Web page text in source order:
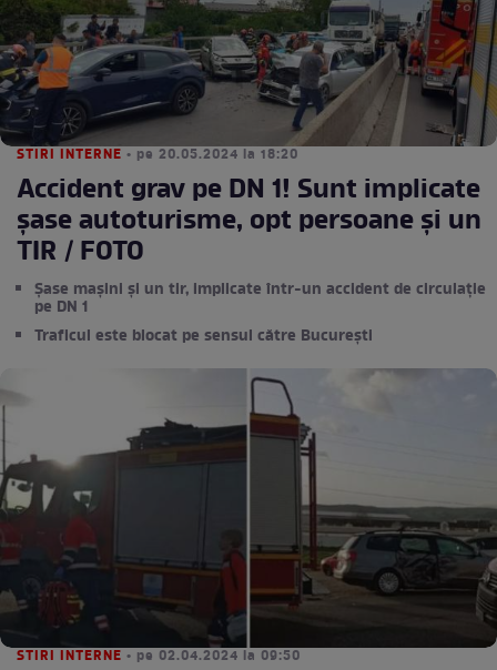
STIRI INTERNE • pe 20.05.2024 la 18:20
Accident grav pe DN 1! Sunt implicate
șase autoturisme, opt persoane și un
TIR / FOTO
Șase mașini și un tir, implicate într-un accident de circulație
pe DN 1
Traficul este blocat pe sensul către București
STIRI INTERNE • pe 02.04.2024 la 09:50